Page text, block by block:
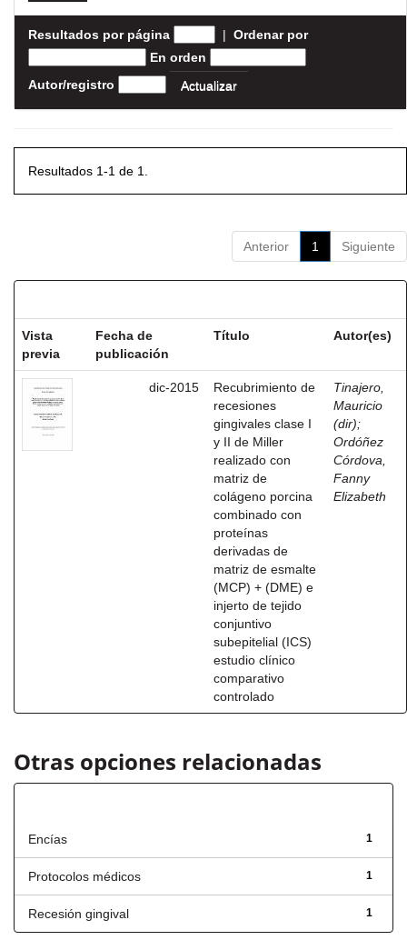
Resultados por página | Ordenar por
En orden
Autor/registro
Resultados 1-1 de 1.
Anterior 1 Siguiente
Vista
previa
Fecha de
publicación
Título Autor(es)
dic-2015
Recubrimiento de
recesiones
gingivales clase I
y II de Miller
realizado con
matriz de
colágeno porcina
combinado con
proteínas
derivadas de
matriz de esmalte
(MCP) + (DME) e
injerto de tejido
conjuntivo
subepitelial (ICS)
estudio clínico
comparativo
controlado
Tinajero,
Mauricio
(dir);
Ordóñez
Córdova,
Fanny
Elizabeth
Otras opciones relacionadas
1
Encías
1
Protocolos médicos
1
Recesión gingival